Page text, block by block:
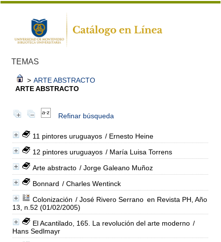
TEMAS
> ARTE ABSTRACTO
ARTE ABSTRACTO
Refinar búsqueda
11 pintores uruguayos / Ernesto Heine
12 pintores uruguayos / María Luisa Torrens
Arte abstracto / Jorge Galeano Muñoz
Bonnard / Charles Wentinck
Colonización / José Rivero Serrano en Revista PH, Año
13, n.52 (01/02/2005)
El Acantilado, 165. La revolución del arte moderno /
Hans Sedlmayr